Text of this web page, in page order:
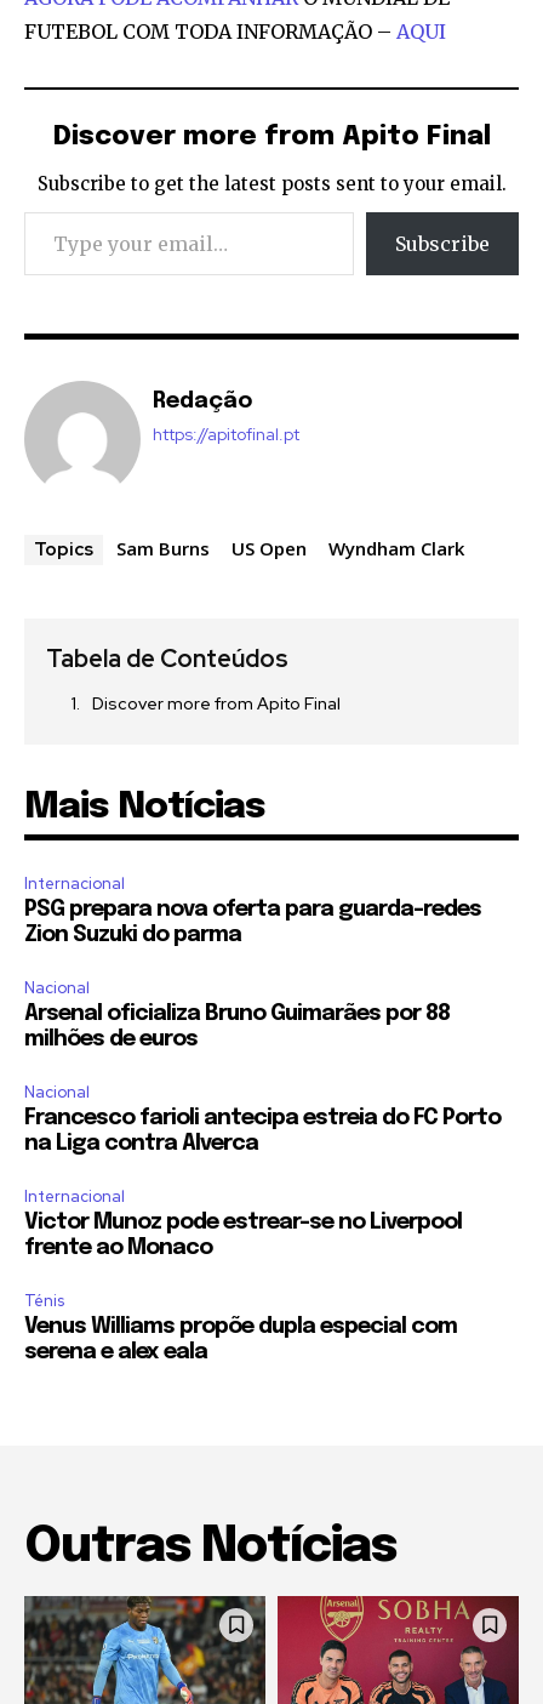
FUTEBOL COM TODA INFORMAÇÃO – AQUI
Discover more from Apito Final
Subscribe to get the latest posts sent to your email.
Type your email…
Subscribe
Redação
https://apitofinal.pt
Topics Sam Burns US Open Wyndham Clark
Tabela de Conteúdos
Discover more from Apito Final
Mais Notícias
Internacional
PSG prepara nova oferta para guarda-redes
Zion Suzuki do parma
Nacional
Arsenal oficializa Bruno Guimarães por 88
milhões de euros
Nacional
Francesco farioli antecipa estreia do FC Porto
na Liga contra Alverca
Internacional
Victor Munoz pode estrear-se no Liverpool
frente ao Monaco
Ténis
Venus Williams propõe dupla especial com
serena e alex eala
Outras Notícias